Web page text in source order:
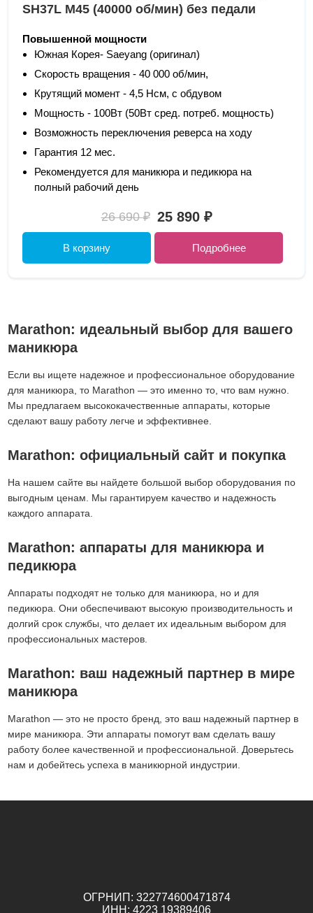
SH37L M45 (40000 об/мин) без педали
Повышенной мощности
Южная Корея- Saeyang (оригинал)
Скорость вращения - 40 000 об/мин,
Крутящий момент - 4,5 Нсм, с обдувом
Мощность - 100Вт (50Вт сред. потреб. мощность)
Возможность переключения реверса на ходу
Гарантия 12 мес.
Рекомендуется для маникюра и педикюра на
полный рабочий день
26 690 ₽ 25 890 ₽
В корзину Подробнее
Marathon: идеальный выбор для вашего
маникюра
Если вы ищете надежное и профессиональное оборудование
для маникюра, то Marathon — это именно то, что вам нужно.
Мы предлагаем высококачественные аппараты, которые
сделают вашу работу легче и эффективнее.
Marathon: официальный сайт и покупка
На нашем сайте вы найдете большой выбор оборудования по
выгодным ценам. Мы гарантируем качество и надежность
каждого аппарата.
Marathon: аппараты для маникюра и
педикюра
Аппараты подходят не только для маникюра, но и для
педикюра. Они обеспечивают высокую производительность и
долгий срок службы, что делает их идеальным выбором для
профессиональных мастеров.
Marathon: ваш надежный партнер в мире
маникюра
Marathon — это не просто бренд, это ваш надежный партнер в
мире маникюра. Эти аппараты помогут вам сделать вашу
работу более качественной и профессиональной. Доверьтесь
нам и добейтесь успеха в маникюрной индустрии.
ОГРНИП: 322774600471874
ИНН: 4223 19389406